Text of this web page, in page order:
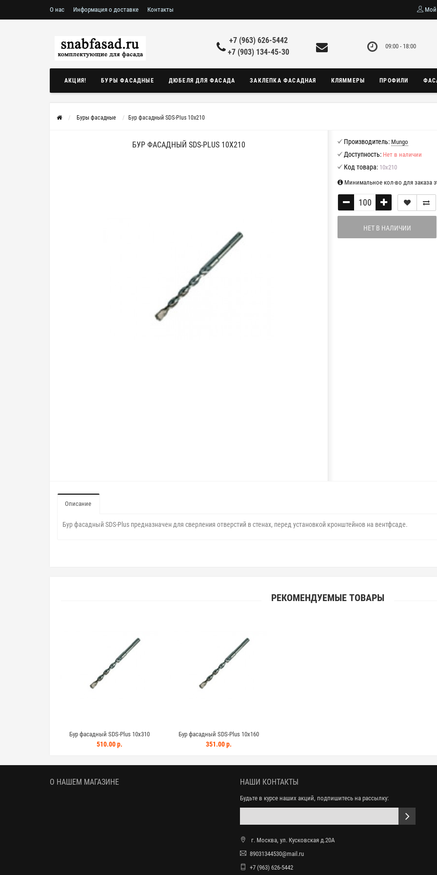
О нас Информация о доставке Контакты Мой
+7 (963) 626-5442
+7 (903) 134-45-30
09:00 - 18:00
АКЦИЯ! БУРЫ ФАСАДНЫЕ ДЮБЕЛЯ ДЛЯ ФАСАДА ЗАКЛЕПКА ФАСАДНАЯ КЛЯММЕРЫ ПРОФИЛИ
Буры фасадные Бур фасадный SDS-Plus 10x210
БУР ФАСАДНЫЙ SDS-PLUS 10X210 Производитель: Mungo
Доступность: Нет в наличии
Код товара: 10х210
Минимальное кол-во для заказа
НЕТ В НАЛИЧИИ
Описание
Бур фасадный SDS-Plus предназначен для сверления отверстий в стенах, перед установкой кронштейнов на вентфсаде.
РЕКОМЕНДУЕМЫЕ ТОВАРЫ
Бур фасадный SDS-Plus 10x310
510.00 р.
Бур фасадный SDS-Plus 10x160
351.00 р.
О НАШЕМ МАГАЗИНЕ НАШИ КОНТАКТЫ
Будьте в курсе наших акций, подпишитесь на рассылку:
г. Москва, ул. Кусковская д.20А
89031344530@mail.ru
+7 (963) 626-5442